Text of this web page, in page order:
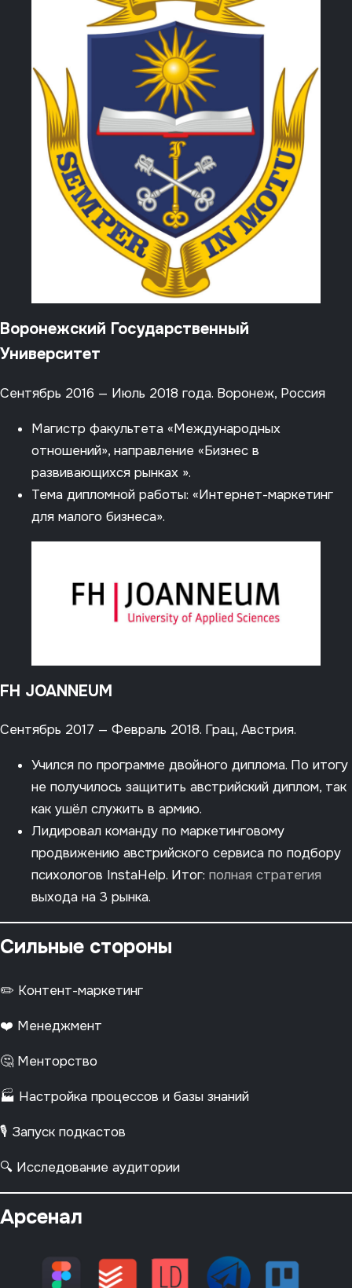
Воронежский Государственный
Университет
Сентябрь 2016 — Июль 2018 года. Воронеж, Россия
Магистр факультета «Международных
отношений», направление «Бизнес в
развивающихся рынках ».
Тема дипломной работы: «Интернет-маркетинг
для малого бизнеса».
FH JOANNEUM
Сентябрь 2017 — Февраль 2018. Грац, Австрия.
Учился по программе двойного диплома. По итогу
не получилось защитить австрийский диплом, так
как ушёл служить в армию.
Лидировал команду по маркетинговому
продвижению австрийского сервиса по подбору
психологов InstaHelp. Итог: полная стратегия
выхода на 3 рынка.
Сильные стороны
✏️ Контент-маркетинг
❤️ Менеджмент
🤔 Менторство
🏭 Настройка процессов и базы знаний
🎙️ Запуск подкастов
🔍 Исследование аудитории
Арсенал